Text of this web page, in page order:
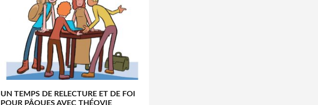
UN TEMPS DE RELECTURE ET DE FOI
POUR PÂQUES AVEC THÉOVIE